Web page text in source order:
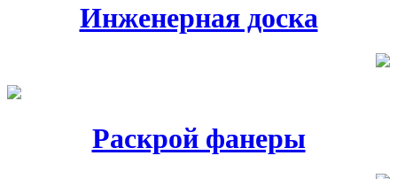
Инженерная доска
Раскрой фанеры